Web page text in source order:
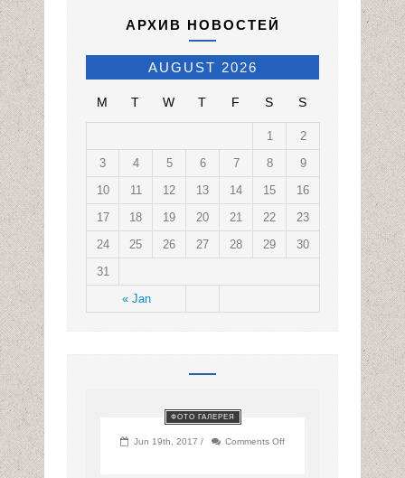
АРХИВ НОВОСТЕЙ
AUGUST 2026
M T W T F S S
« Jan
1
2
3
4 5 6 7 8
9
10
11 12 13 14 15
16
17
18 19 20 21 22
23
24
25 26 27 28 29
30
31
ФОТО ГАЛЕРЕЯ
Jun 19th, 2017 / Comments Off